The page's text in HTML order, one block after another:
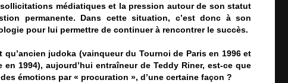
sollicitations médiatiques et la pression autour de son statut
permanente. Dans cette situation, c’est donc à son
pour lui permettre de continuer à rencontrer le succès.
qu’ancien judoka (vainqueur du Tournoi de Paris en 1996 et
1994), aujourd’hui entraîneur de Teddy Riner, est-ce que
émotions par « procuration », d’une certaine façon ?